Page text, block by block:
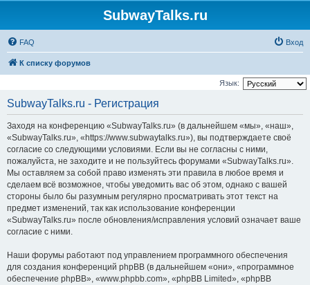
SubwayTalks.ru
FAQ Вход
К списку форумов
Язык:
SubwayTalks.ru - Регистрация
Заходя на конференцию «SubwayTalks.ru» (в дальнейшем «мы», «наш»,
«SubwayTalks.ru», «https://www.subwaytalks.ru»), вы подтверждаете своё
согласие со следующими условиями. Если вы не согласны с ними,
пожалуйста, не заходите и не пользуйтесь форумами «SubwayTalks.ru».
Мы оставляем за собой право изменять эти правила в любое время и
сделаем всё возможное, чтобы уведомить вас об этом, однако с вашей
стороны было бы разумным регулярно просматривать этот текст на
предмет изменений, так как использование конференции
«SubwayTalks.ru» после обновления/исправления условий означает ваше
согласие с ними.
Наши форумы работают под управлением программного обеспечения
для создания конференций phpBB (в дальнейшем «они», «программное
обеспечение phpBB», «www.phpbb.com», «phpBB Limited», «phpBB